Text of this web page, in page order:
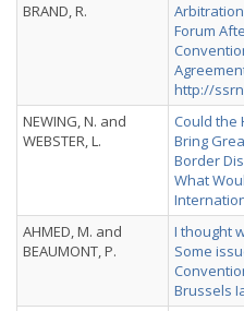
BRAND, R.
Forum
http://
NEWING, N. and
WEBSTER, L.
Could the
Bring
Border
What
AHMED, M. and
BEAUMONT, P.
I thought
Some
Brussels